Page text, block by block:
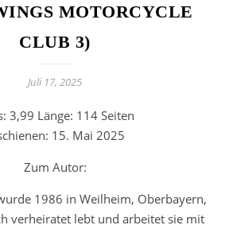
MOTORCYCLE
CLUB 3)
Juli 17, 2025
3,99 Länge: 114 Seiten
15. Mai 2025
Zum Autor:
1986 in Weilheim, Oberbayern,
verheiratet lebt und arbeitet sie mit